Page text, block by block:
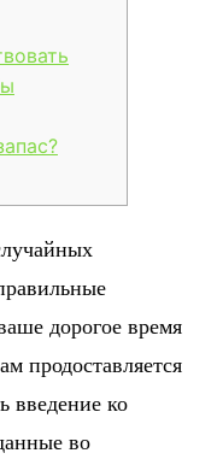
дорогое время
продоставляется
введение ко
во